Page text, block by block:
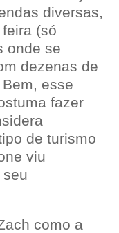
diversas,
(só
onde se
dezenas de
esse
fazer
de turismo
viu
como a